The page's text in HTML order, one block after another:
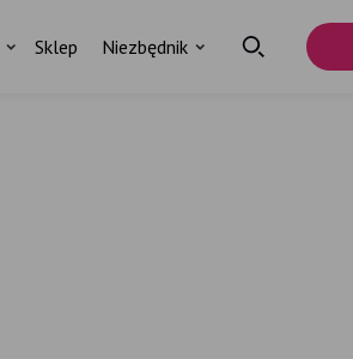
Sklep Niezbędnik